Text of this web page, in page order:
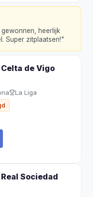
gewonnen, heerlijk
Super zitplaatsen!"
de Vigo
La Liga
Sociedad